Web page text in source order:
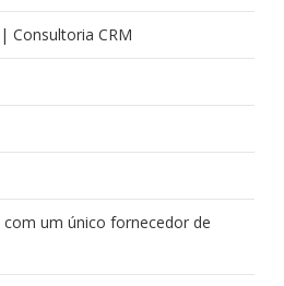
Consultoria CRM
um único fornecedor de